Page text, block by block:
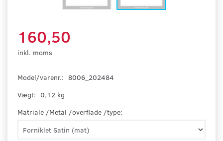
160,50
inkl. moms
Model/varenr.: 8006_202484
Vægt: 0,12 kg
Matriale /Metal /overflade /type: